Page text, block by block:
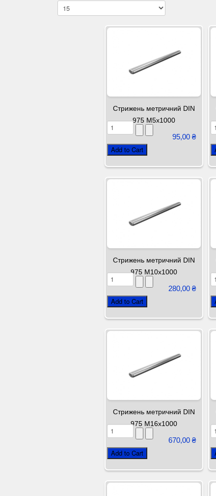
Стрижень метричний DIN
975 М5х1000
95,00 ₴
Стрижень метричний DIN
975 М10х1000
280,00 ₴
Стрижень метричний DIN
975 М16х1000
670,00 ₴